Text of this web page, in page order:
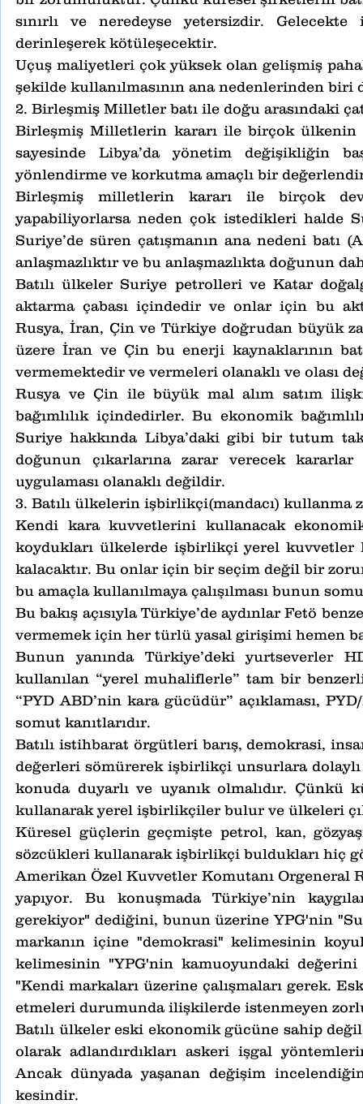
sınırlı ve neredeyse yetersizdir.
derinleşerek kötüleşecektir.
Uçuş maliyetleri çok yüksek olan gelişmiş
şekilde kullanılmasının ana nedenlerinden biri
2. Birleşmiş Milletler batı ile doğu arasındaki
Birleşmiş Milletlerin kararı ile birçok ülkenin
sayesinde Libya’da yönetim değişikliğin
yönlendirme ve korkutma amaçlı bir
Birleşmiş milletlerin kararı ile birçok
yapabiliyorlarsa neden çok istedikleri halde
Suriye’de süren çatışmanın ana nedeni batı
anlaşmazlıktır ve bu anlaşmazlıkta doğunun
Batılı ülkeler Suriye petrolleri ve Katar
aktarma çabası içindedir ve onlar için bu
Rusya, İran, Çin ve Türkiye doğrudan büyük
üzere İran ve Çin bu enerji kaynaklarının
vermemektedir ve vermeleri olanaklı ve olası
Rusya ve Çin ile büyük mal alım satım
bağımlılık içindedirler. Bu ekonomik
Suriye hakkında Libya’daki gibi bir tutum
doğunun çıkarlarına zarar verecek
uygulaması olanaklı değildir.
3. Batılı ülkelerin işbirlikçi(mandacı) kullanma
Kendi kara kuvvetlerini kullanacak
koydukları ülkelerde işbirlikçi yerel
kalacaktır. Bu onlar için bir seçim değil bir
bu amaçla kullanılmaya çalışılması bunun
Bu bakış açısıyla Türkiye’de aydınlar Fetö
vermemek için her türlü yasal girişimi hemen
Bunun yanında Türkiye’deki yurtseverler
kullanılan “yerel muhaliflerle” tam bir
“PYD ABD’nin kara gücüdür” açıklaması,
somut kanıtlarıdır.
Batılı istihbarat örgütleri barış, demokrasi,
değerleri sömürerek işbirlikçi unsurlara
konuda duyarlı ve uyanık olmalıdır.
kullanarak yerel işbirlikçiler bulur ve ülkeleri
Küresel güçlerin geçmişte petrol, kan,
sözcükleri kullanarak işbirlikçi buldukları hiç
Amerikan Özel Kuvvetler Komutanı Orgeneral
yapıyor. Bu konuşmada Türkiye’nin
gerekiyor" dediğini, bunun üzerine YPG'nin
markanın içine "demokrasi" kelimesinin
kelimesinin "YPG'nin kamuoyundaki
"Kendi markaları üzerine çalışmaları gerek.
etmeleri durumunda ilişkilerde istenmeyen
Batılı ülkeler eski ekonomik gücüne sahip
olarak adlandırdıkları askeri işgal
Ancak dünyada yaşanan değişim
kesindir.